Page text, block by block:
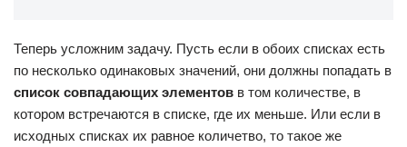
Теперь усложним задачу. Пусть если в обоих списках есть
по несколько одинаковых значений, они должны попадать в
список совпадающих элементов в том количестве, в
котором встречаются в списке, где их меньше. Или если в
исходных списках их равное количетво, то такое же